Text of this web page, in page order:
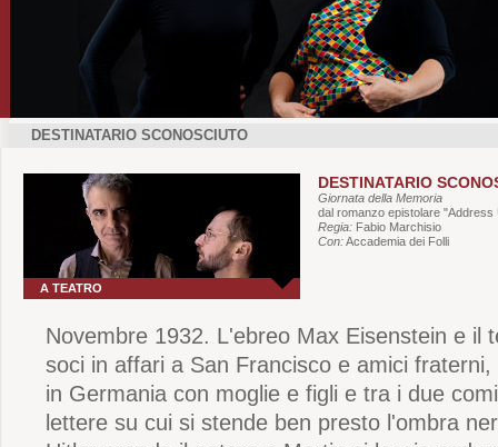
DESTINATARIO SCONOSCIUTO
A TEATRO
DESTINATARIO
Giornata della Memoria
dal romanzo epistolare
Regia:Fabio Marchisio
Con: Accademia dei Folli
Novembre 1932. L'ebreo Max Eisenstein e il
soci in affari a San Francisco e amici
in Germania con moglie e figli e tra i due
lettere su cui si stende ben presto l'ombra